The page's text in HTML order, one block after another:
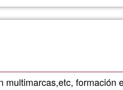
multimarcas,etc, formación